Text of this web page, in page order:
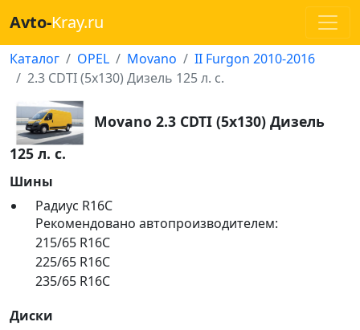
Avto-Kray.ru
Каталог OPEL Movano
II Furgon 2010-2016
2.3 CDTI (5x130) Дизель 125 л. с.
Movano 2.3 CDTI (5x130) Дизель
125 л. с.
Шины
Радиус R16C
Рекомендовано автопроизводителем:
215/65 R16C
225/65 R16C
235/65 R16C
Диски